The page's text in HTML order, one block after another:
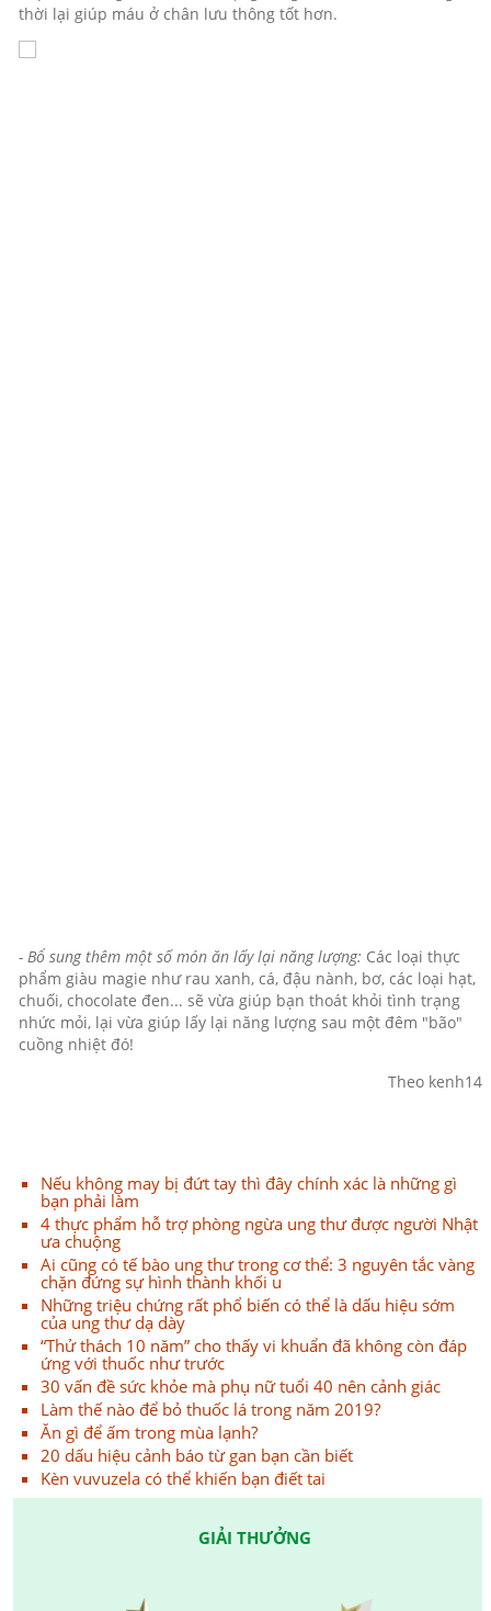
thời lại giúp máu ở chân lưu thông tốt hơn.
- Bổ sung thêm một số món ăn lấy lại năng lượng: Các loại thực
phẩm giàu magie như rau xanh, cá, đậu nành, bơ, các loại hạt,
chuối, chocolate đen... sẽ vừa giúp bạn thoát khỏi tình trạng
nhức mỏi, lại vừa giúp lấy lại năng lượng sau một đêm "bão"
cuồng nhiệt đó!
Theo kenh14
Nếu không may bị đứt tay thì đây chính xác là những gì
bạn phải làm
4 thực phẩm hỗ trợ phòng ngừa ung thư được người Nhật
ưa chuộng
Ai cũng có tế bào ung thư trong cơ thể: 3 nguyên tắc vàng
chặn đứng sự hình thành khối u
Những triệu chứng rất phổ biến có thể là dấu hiệu sớm
của ung thư dạ dày
“Thử thách 10 năm” cho thấy vi khuẩn đã không còn đáp
ứng với thuốc như trước
30 vấn đề sức khỏe mà phụ nữ tuổi 40 nên cảnh giác
Làm thế nào để bỏ thuốc lá trong năm 2019?
Ăn gì để ấm trong mùa lạnh?
20 dấu hiệu cảnh báo từ gan bạn cần biết
Kèn vuvuzela có thể khiến bạn điết tai
GIẢI THƯỞNG